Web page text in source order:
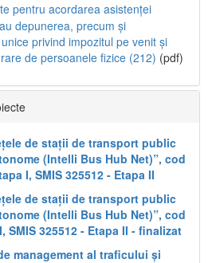
pentru acordarea asistenței
depunerea, precum și
privind impozitul pe venit și
de persoanele fizice (212) (pdf)
de stații de transport public
(Intelli Bus Hub Net)”, cod
I, SMIS 325512 - Etapa II
de stații de transport public
(Intelli Bus Hub Net)”, cod
SMIS 325512 - Etapa II - finalizat
management al traficului și